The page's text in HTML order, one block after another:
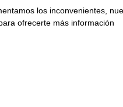
los inconvenientes,
ofrecerte más información